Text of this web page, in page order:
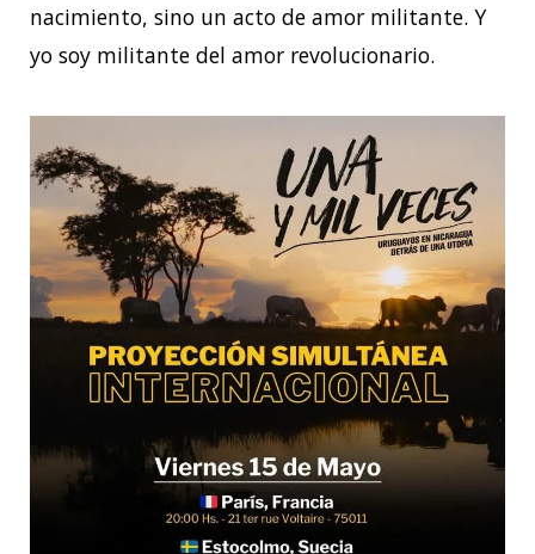
nacimiento, sino un acto de amor militante. Y
yo soy militante del amor revolucionario.